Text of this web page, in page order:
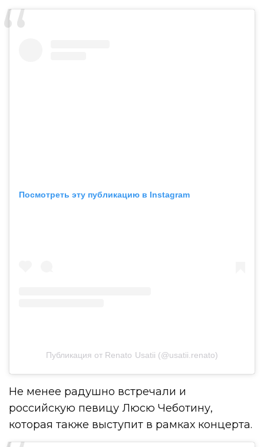
Посмотреть эту публикацию в Instagram
Публикация от Renato Usatii (@usatii.renato)
Не менее радушно встречали и
российскую певицу Люсю Чеботину,
которая также выступит в рамках концерта.